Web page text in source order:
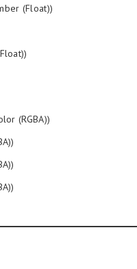
(Float))
(RGBA))